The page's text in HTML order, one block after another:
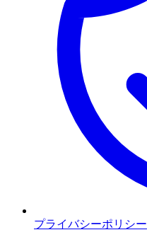
プライバシーポリシー